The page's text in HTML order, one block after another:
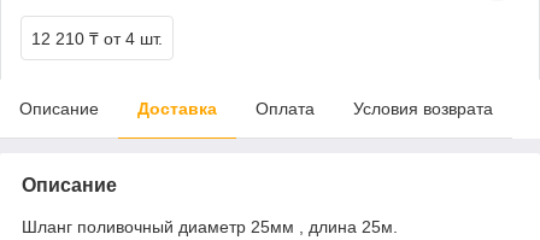
12 210 ₸ от 4 шт.
Описание Доставка Оплата Условия возврата
Описание
Шланг поливочный диаметр 25мм , длина 25м.